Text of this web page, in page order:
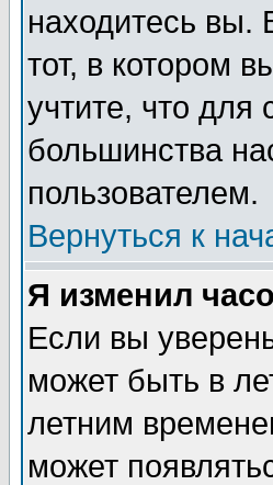
находитесь вы.
тот, в котором
учтите, что
большинства
пользователем.
Вернуться к
Я изменил
Если вы
может быть в
летним
может